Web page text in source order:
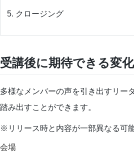
5. クロージング
受講後に期待できる変
多様なメンバーの声を引き出すリー
踏み出すことができます。
※リリース時と内容が一部異なる可
会場